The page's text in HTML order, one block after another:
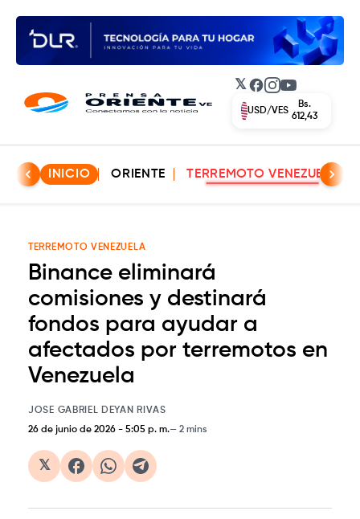
𝕏 Facebook
Instagram
YouTube
USD/VES
Bs.
612,43
INICIO ORIENTE TERREMOTO VENEZUELA
TERREMOTO VENEZUELA
Binance eliminará
comisiones y destinará
fondos para ayudar a
afectados por terremotos en
Venezuela
JOSE GABRIEL DEYAN RIVAS
26 de junio de 2026 - 5:05 p. m. 2 mins
𝕏